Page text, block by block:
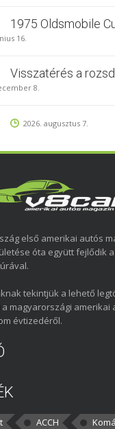
1975 Oldsmobile
16.
Visszatérés a
8.
2026. augusztus 7.
első amerikai autós
óta együtt fejlődik
tekintjük a lehető
a magyarországi amerikai
évtizedéről.
ACCH